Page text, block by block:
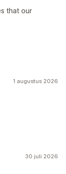
that our
1 augustus 2026
30 juli 2026